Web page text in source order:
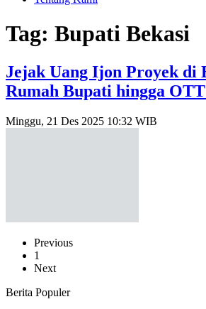
Tag: Bupati Bekasi
Jejak Uang Ijon Proyek di
Rumah Bupati hingga
Minggu, 21 Des 2025 10:32 WIB
Previous
1
Next
Berita Populer